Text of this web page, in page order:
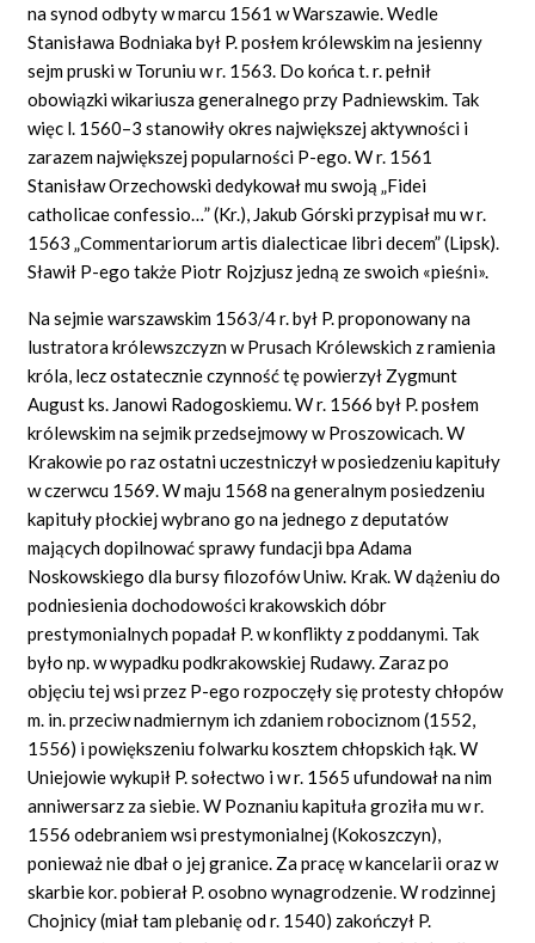
na synod odbyty w marcu 1561 w Warszawie. Wedle
Stanisława Bodniaka był P. posłem królewskim na jesienny
sejm pruski w Toruniu w r. 1563. Do końca t. r. pełnił
obowiązki wikariusza generalnego przy Padniewskim. Tak
więc l. 1560–3 stanowiły okres największej aktywności i
zarazem największej popularności P-ego. W r. 1561
Stanisław Orzechowski dedykował mu swoją „Fidei
catholicae confessio…” (Kr.), Jakub Górski przypisał mu w r.
1563 „Commentariorum artis dialecticae libri decem” (Lipsk).
Sławił P-ego także Piotr Rojzjusz jedną ze swoich «pieśni».
Na sejmie warszawskim 1563/4 r. był P. proponowany na
lustratora królewszczyzn w Prusach Królewskich z ramienia
króla, lecz ostatecznie czynność tę powierzył Zygmunt
August ks. Janowi Radogoskiemu. W r. 1566 był P. posłem
królewskim na sejmik przedsejmowy w Proszowicach. W
Krakowie po raz ostatni uczestniczył w posiedzeniu kapituły
w czerwcu 1569. W maju 1568 na generalnym posiedzeniu
kapituły płockiej wybrano go na jednego z deputatów
mających dopilnować sprawy fundacji bpa Adama
Noskowskiego dla bursy filozofów Uniw. Krak. W dążeniu do
podniesienia dochodowości krakowskich dóbr
prestymonialnych popadał P. w konflikty z poddanymi. Tak
było np. w wypadku podkrakowskiej Rudawy. Zaraz po
objęciu tej wsi przez P-ego rozpoczęły się protesty chłopów
m. in. przeciw nadmiernym ich zdaniem robociznom (1552,
1556) i powiększeniu folwarku kosztem chłopskich łąk. W
Uniejowie wykupił P. sołectwo i w r. 1565 ufundował na nim
anniwersarz za siebie. W Poznaniu kapituła groziła mu w r.
1556 odebraniem wsi prestymonialnej (Kokoszczyn),
ponieważ nie dbał o jej granice. Za pracę w kancelarii oraz w
skarbie kor. pobierał P. osobno wynagrodzenie. W rodzinnej
Chojnicy (miał tam plebanię od r. 1540) zakończył P.